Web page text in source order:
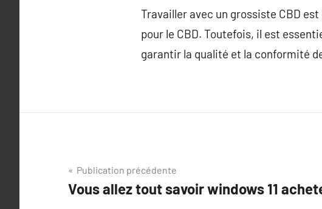
Travailler avec un grossiste CBD
pour le CBD. Toutefois, il est
garantir la qualité et la conformité
Navigation
de
Publication précédente
Vous allez tout savoir windows 11